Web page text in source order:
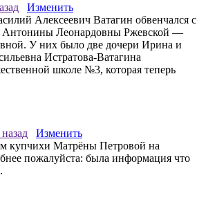
Изменить
Алексеевич Ватагин обвенчался с
Антонины Леонардовны Ржевской —
У них было две дочери Ирина и
Истратова-Ватагина
школе №3, которая теперь
Изменить
купчихи Матрёны Петровой на
пожалуйста: была информация что